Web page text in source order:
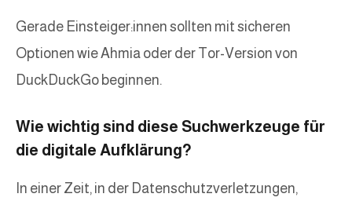
Gerade Einsteiger:innen sollten mit sicheren
Optionen wie Ahmia oder der Tor-Version von
DuckDuckGo beginnen.
Wie wichtig sind diese Suchwerkzeuge für
die digitale Aufklärung?
In einer Zeit, in der Datenschutzverletzungen,